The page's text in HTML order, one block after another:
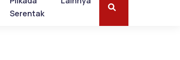
Serentak